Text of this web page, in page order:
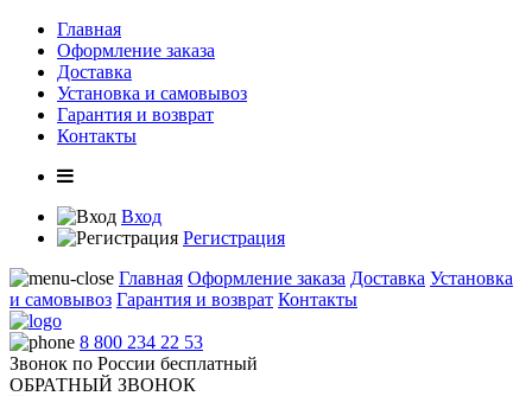
Главная
Оформление заказа
Доставка
Установка и самовывоз
Гарантия и возврат
Контакты
Вход
Регистрация
Главная Оформление заказа Доставка Установка
и самовывоз Гарантия и возврат Контакты
8 800 234 22 53
Звонок по России бесплатный
ОБРАТНЫЙ ЗВОНОК